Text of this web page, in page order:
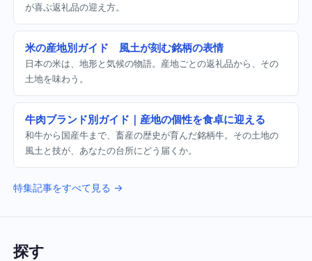
が喜ぶ返礼品の迎え方。
米の産地別ガイド 風土が刻む銘柄の表情
日本の米は、地形と気候の物語。産地ごとの返礼品から、その
土地を味わう。
牛肉ブランド別ガイド｜産地の個性を食卓に迎える
和牛から国産牛まで、畜産の歴史が育んだ銘柄牛。その土地の
風土と技が、あなたの台所にどう届くか。
特集記事をすべて見る →
探す